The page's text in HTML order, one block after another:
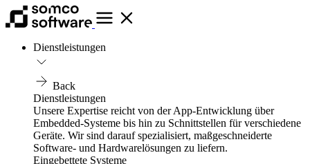
Dienstleistungen
Back
Dienstleistungen
Unsere Expertise reicht von der App-Entwicklung über
Embedded-Systeme bis hin zu Schnittstellen für verschiedene
Geräte. Wir sind darauf spezialisiert, maßgeschneiderte
Software- und Hardwarelösungen zu liefern.
Eingebettete Systeme